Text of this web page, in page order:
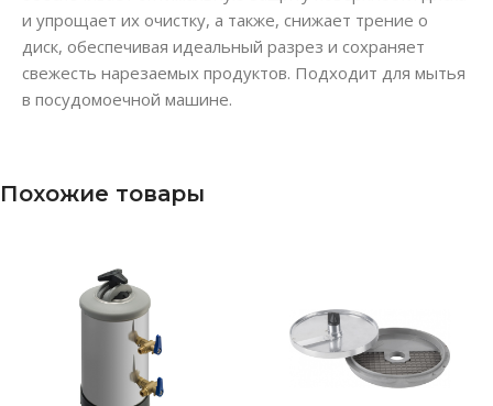
и упрощает их очистку, а также, снижает трение о
диск, обеспечивая идеальный разрез и сохраняет
свежесть нарезаемых продуктов. Подходит для мытья
в посудомоечной машине.
Похожие товары